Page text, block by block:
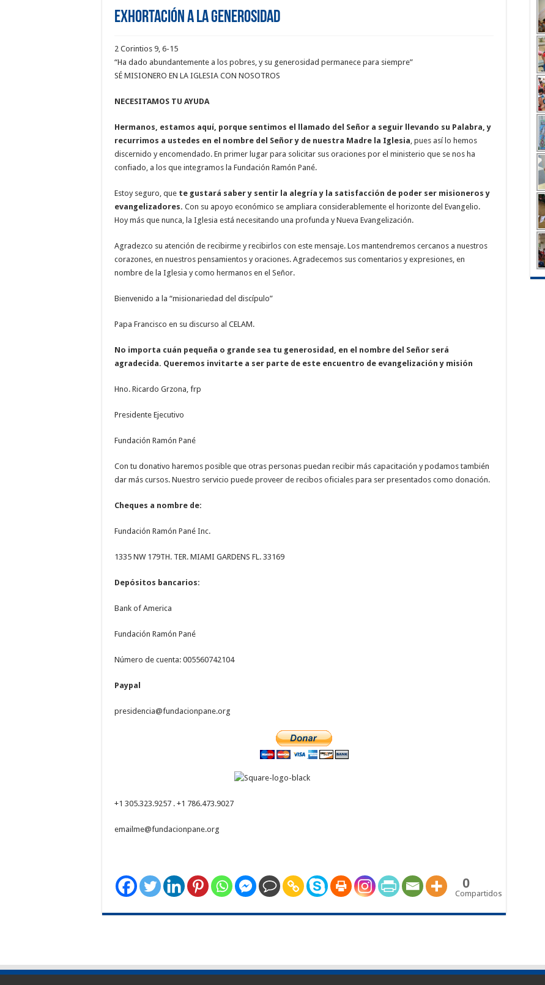
EXHORTACIÓN A LA GENEROSIDAD
2 Corintios 9, 6-15
“Ha dado abundantemente a los pobres, y su generosidad permanece para siempre”
SÉ MISIONERO EN LA IGLESIA CON NOSOTROS
NECESITAMOS TU AYUDA
Hermanos, estamos aquí, porque sentimos el llamado del Señor a seguir llevando su Palabra, y
recurrimos a ustedes en el nombre del Señor y de nuestra Madre la Iglesia, pues así lo hemos
discernido y encomendado. En primer lugar para solicitar sus oraciones por el ministerio que se nos ha
confiado, a los que integramos la Fundación Ramón Pané.
Estoy seguro, que te gustará saber y sentir la alegría y la satisfacción de poder ser misioneros y
evangelizadores. Con su apoyo económico se ampliara considerablemente el horizonte del Evangelio.
Hoy más que nunca, la Iglesia está necesitando una profunda y Nueva Evangelización.
Agradezco su atención de recibirme y recibirlos con este mensaje. Los mantendremos cercanos a nuestros
corazones, en nuestros pensamientos y oraciones. Agradecemos sus comentarios y expresiones, en
nombre de la Iglesia y como hermanos en el Señor.
Bienvenido a la “misionariedad del discípulo”
Papa Francisco en su discurso al CELAM.
No importa cuán pequeña o grande sea tu generosidad, en el nombre del Señor será
agradecida. Queremos invitarte a ser parte de este encuentro de evangelización y misión
Hno. Ricardo Grzona, frp
Presidente Ejecutivo
Fundación Ramón Pané
Con tu donativo haremos posible que otras personas puedan recibir más capacitación y podamos también
dar más cursos. Nuestro servicio puede proveer de recibos oficiales para ser presentados como donación.
Cheques a nombre de:
Fundación Ramón Pané Inc.
1335 NW 179TH. TER. MIAMI GARDENS FL. 33169
Depósitos bancarios:
Bank of America
Fundación Ramón Pané
Número de cuenta: 005560742104
Paypal
presidencia@fundacionpane.org
+1 305.323.9257 . +1 786.473.9027
emailme@fundacionpane.org
0
Compartidos